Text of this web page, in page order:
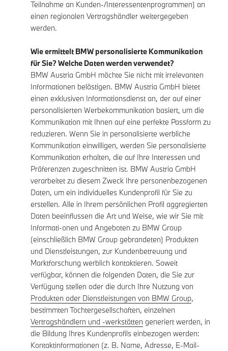
Teilnahme an Kunden-/Interessentenprogrammen) an
einen regionalen Vertragshändler weitergegeben
werden.
Wie ermittelt BMW personalisierte Kommunikation
für Sie? Welche Daten werden verwendet?
BMW Austria GmbH möchte Sie nicht mit irrelevanten
Informationen belästigen. BMW Austria GmbH bietet
einen exklusiven Informationsdienst an, der auf einer
personalisierten Werbekommunikation basiert, um die
Kommunikation mit Ihnen auf eine perfekte Passform zu
reduzieren. Wenn Sie in personalisierte werbliche
Kommunikation einwilligen, werden Sie personalisierte
Kommunikation erhalten, die auf Ihre Interessen und
Präferenzen zugeschnitten ist. BMW Austria GmbH
verarbeitet zu diesem Zweck Ihre personenbezogenen
Daten, um ein individuelles Kundenprofil für Sie zu
erstellen. Alle in Ihrem persönlichen Profil aggregierten
Daten beeinflussen die Art und Weise, wie wir Sie mit
Informati-onen und Angeboten zu BMW Group
(einschließlich BMW Group gebrandeten) Produkten
und Dienstleistungen, zur Kundenbetreuung und
Marktforschung werblich kontaktieren. Soweit
verfügbar, können die folgenden Daten, die Sie zur
Verfügung stellen oder die durch Ihre Nutzung von
Produkten oder Dienstleistungen von BMW Group,
bestimmten Tochtergesellschaften, einzelnen
Vertragshändlern und -werkstätten generiert werden, in
die Bildung Ihres Kundenprofils einbezogen werden:
Kontaktinformationen (z. B. Name, Adresse, E-Mail-